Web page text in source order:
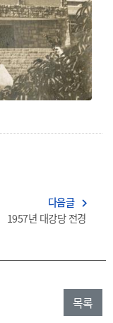
다음글 navigate_next
1957년 대강당 전경
목록